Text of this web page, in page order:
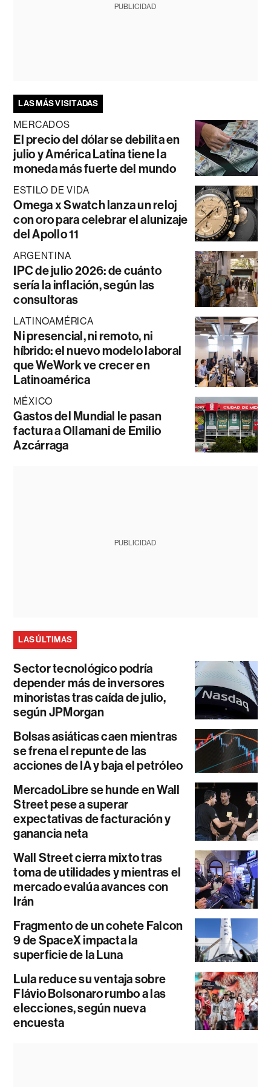
PUBLICIDAD
LAS MÁS VISITADAS
MERCADOS
El precio del dólar se debilita en
julio y América Latina tiene la
moneda más fuerte del mundo
ESTILO DE VIDA
Omega x Swatch lanza un reloj
con oro para celebrar el alunizaje
del Apollo 11
ARGENTINA
IPC de julio 2026: de cuánto
sería la inflación, según las
consultoras
LATINOAMÉRICA
Ni presencial, ni remoto, ni
híbrido: el nuevo modelo laboral
que WeWork ve crecer en
Latinoamérica
MÉXICO
Gastos del Mundial le pasan
factura a Ollamani de Emilio
Azcárraga
PUBLICIDAD
LAS ÚLTIMAS
Sector tecnológico podría
depender más de inversores
minoristas tras caída de julio,
según JPMorgan
Bolsas asiáticas caen mientras
se frena el repunte de las
acciones de IA y baja el petróleo
MercadoLibre se hunde en Wall
Street pese a superar
expectativas de facturación y
ganancia neta
Wall Street cierra mixto tras
toma de utilidades y mientras el
mercado evalúa avances con
Irán
Fragmento de un cohete Falcon
9 de SpaceX impacta la
superficie de la Luna
Lula reduce su ventaja sobre
Flávio Bolsonaro rumbo a las
elecciones, según nueva
encuesta